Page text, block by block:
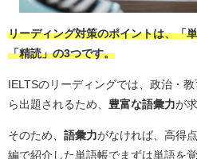
リーディング対策のポイントは、「
「精読」の3つです。
IELTSのリーディングでは、政治・
ら出題されるため、 豊富な語彙力が
そのため、 語彙力がなければ、高得
編で紹介した単語帳でまずは単語を覚